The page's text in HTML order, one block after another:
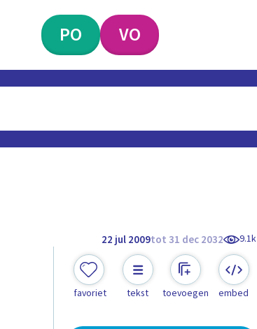
PO VO
22 jul 2009tot 31 dec 2032 9.1k
favoriet tekst toevoegen embed